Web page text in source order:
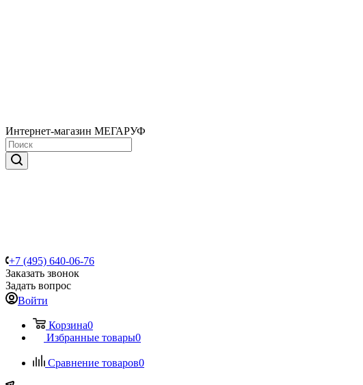
Интернет-магазин МЕГАРУФ
+7 (495) 640-06-76
Заказать звонок
Задать вопрос
Войти
Корзина0
Избранные товары0
Сравнение товаров0